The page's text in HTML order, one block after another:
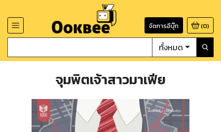
จัดการอีบุ๊ก (0)
ทั้งหมด
จุมพิตเจ้าสาวมาเฟีย